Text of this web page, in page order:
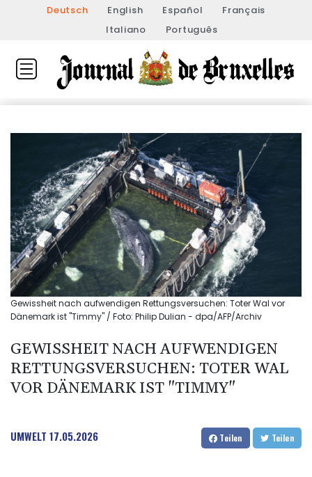
Deutsch English Español
Français
Italiano
Português
Gewissheit nach aufwendigen Rettungsversuchen: Toter Wal vor
Dänemark ist "Timmy" / Foto: Philip Dulian - dpa/AFP/Archiv
GEWISSHEIT NACH AUFWENDIGEN
RETTUNGSVERSUCHEN: TOTER WAL
VOR DÄNEMARK IST "TIMMY"
UMWELT 17.05.2026 Teilen Teilen